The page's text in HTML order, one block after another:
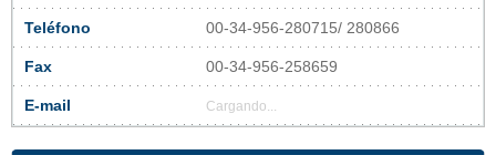
Teléfono 00-34-956-280715/ 280866
Fax 00-34-956-258659
E-mail Cargando...